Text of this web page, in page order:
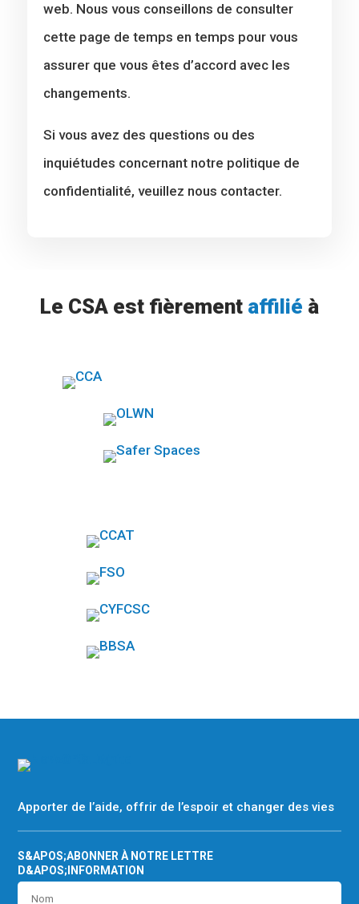
web. Nous vous conseillons de consulter
cette page de temps en temps pour vous
assurer que vous êtes d’accord avec les
changements.
Si vous avez des questions ou des
inquiétudes concernant notre politique de
confidentialité, veuillez nous contacter.
Le CSA est fièrement affilié à
Apporter de l’aide, offrir de l’espoir et changer des vies
S&APOS;ABONNER À NOTRE LETTRE
D&APOS;INFORMATION